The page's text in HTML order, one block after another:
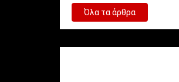
Όλα τα άρθρα